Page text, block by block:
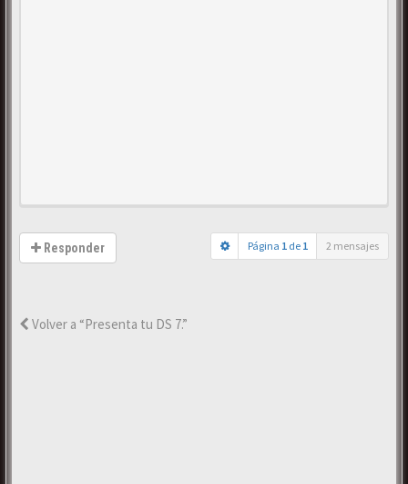
Responder Página 1 de 1 2 mensajes
Volver a “Presenta tu DS 7.”